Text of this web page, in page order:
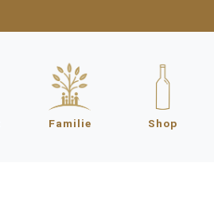
Familie Shop